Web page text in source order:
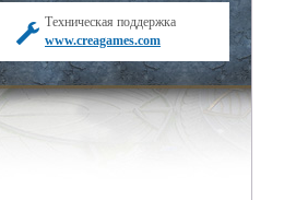
Техническая поддержка
www.creagames.com